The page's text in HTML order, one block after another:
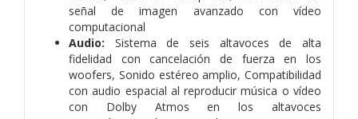
señal de imagen avanzado con vídeo
computacional
Audio:
Sistema de seis altavoces de alta
fidelidad con cancelación de fuerza en los
woofers, Sonido estéreo amplio, Compati­bilidad
con audio espacial al reproducir música o vídeo
con Dolby Atmos en los altavoces